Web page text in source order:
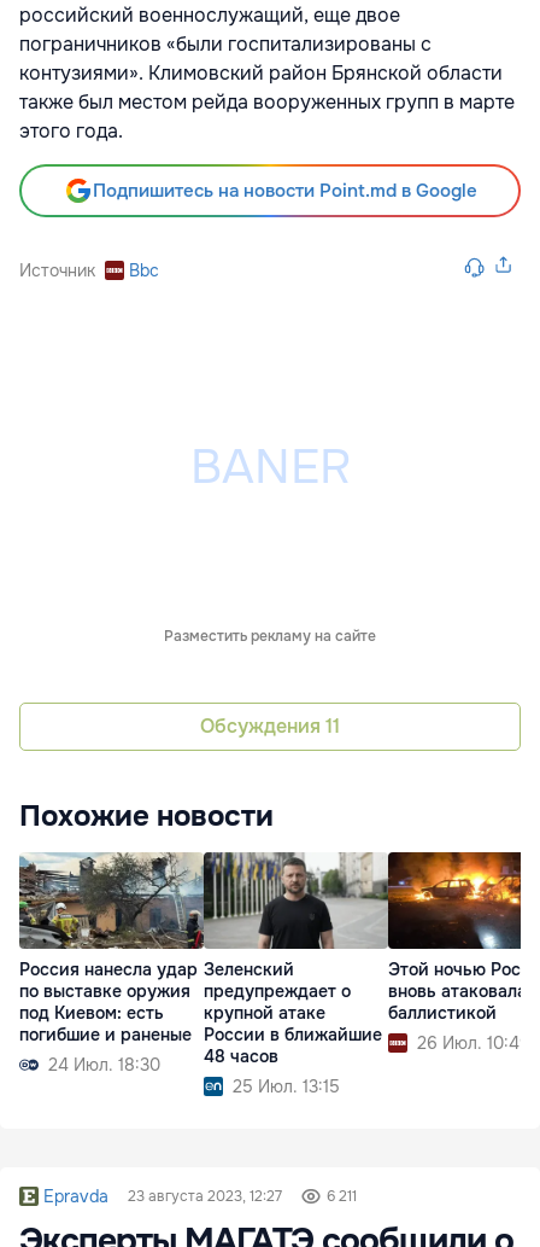
российский военнослужащий, еще двое
пограничников «были госпитализированы с
контузиями». Климовский район Брянской области
также был местом рейда вооруженных групп в марте
этого года.
Подпишитесь на новости Point.md в Google
Источник Bbc
Разместить рекламу на сайте
Обсуждения 11
Похожие новости
Россия нанесла удар
по выставке оружия
под Киевом: есть
погибшие и раненые
24 Июл. 18:30
Зеленский
предупреждает о
крупной атаке
России в ближайшие
48 часов
25 Июл. 13:15
Этой ночью
вновь атаковала
баллистикой
26 Июл. 10:49
Epravda 23 августа 2023, 12:27 6 211